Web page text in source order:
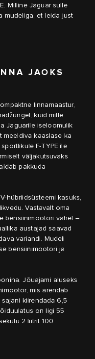
Milline Jaguar sulle
mudeliga, et leida just
JAOKS
linnamaastur,
kuid mille
Jaguarile iseloomulik
meeldiva kaaslase ka
F-TYPE’ile
väljakutsuvaks
pakkuda
hübriidsüsteemi kasuks,
Vastavalt oma
bensiinimootori vahel –
austajad saavad
variandi. Mudeli
bensiinimootori ja
Jõuajami aluseks
mis arendab
kiirendada 6,5
on ligi 55
2 liitrit 100